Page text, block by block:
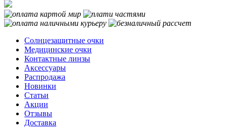
Солнцезащитные очки
Медицинские очки
Контактные линзы
Аксессуары
Распродажа
Новинки
Статьи
Акции
Отзывы
Доставка